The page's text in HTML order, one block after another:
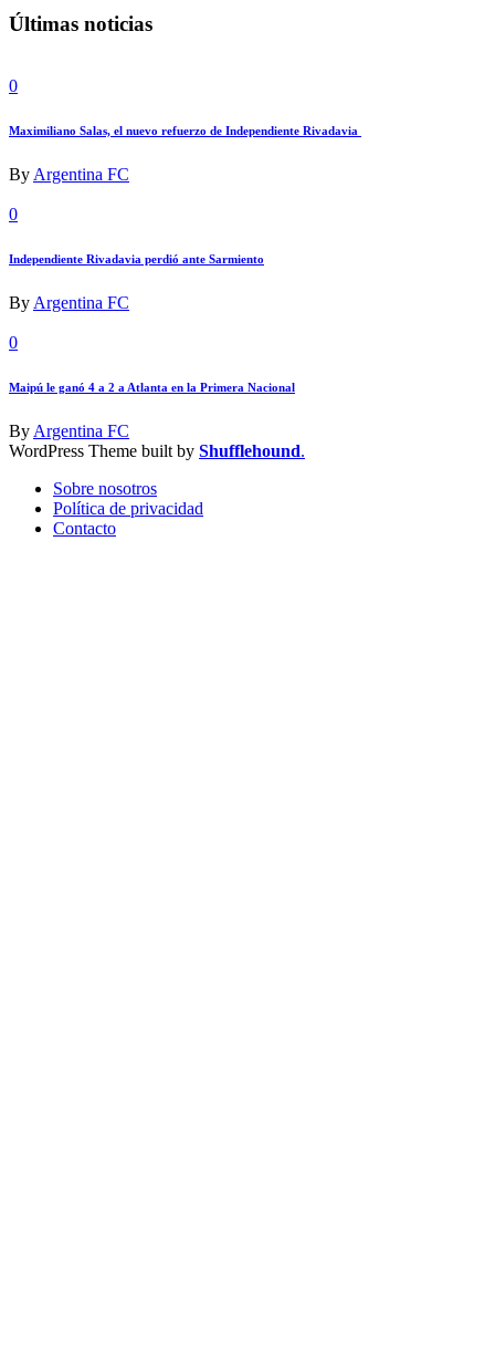
Últimas noticias
0
Maximiliano Salas, el nuevo refuerzo de Independiente Rivadavia
By Argentina FC
0
Independiente Rivadavia perdió ante Sarmiento
By Argentina FC
0
Maipú le ganó 4 a 2 a Atlanta en la Primera Nacional
By Argentina FC
WordPress Theme built by Shufflehound.
Sobre nosotros
Política de privacidad
Contacto